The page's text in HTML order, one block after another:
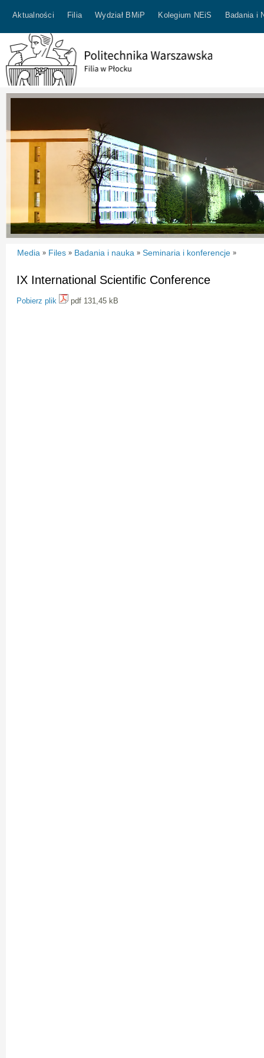
Aktualności Filia Wydział BMiP Kolegium NEiS Badania i
Media » Files » Badania i nauka » Seminaria i konferencje »
IX International Scientific Conference
Pobierz plik pdf 131,45 kB